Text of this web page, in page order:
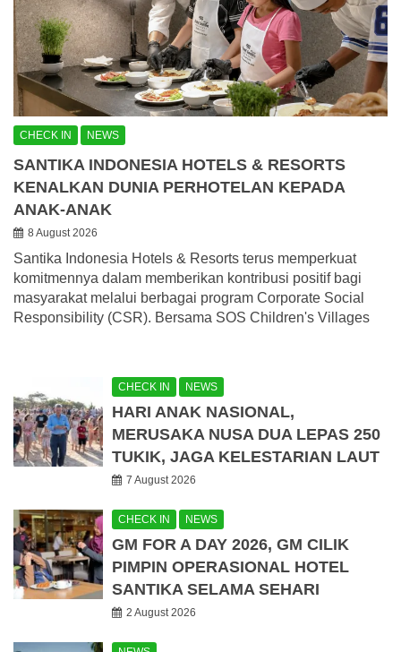
CHECK IN NEWS
SANTIKA INDONESIA HOTELS & RESORTS
KENALKAN DUNIA PERHOTELAN KEPADA
ANAK-ANAK
8 August 2026
Santika Indonesia Hotels & Resorts terus memperkuat
komitmennya dalam memberikan kontribusi positif bagi
masyarakat melalui berbagai program Corporate Social
Responsibility (CSR). Bersama SOS Children's Villages
CHECK IN NEWS
HARI ANAK NASIONAL,
MERUSAKA NUSA DUA LEPAS 250
TUKIK, JAGA KELESTARIAN LAUT
7 August 2026
CHECK IN NEWS
GM FOR A DAY 2026, GM CILIK
PIMPIN OPERASIONAL HOTEL
SANTIKA SELAMA SEHARI
2 August 2026